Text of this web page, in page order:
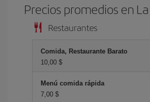
Precios promedios en
Restaurantes
Comida, Restaurante Barato
10,00 $
Menú comida rápida
7,00 $